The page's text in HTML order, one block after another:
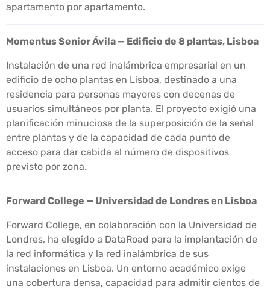
apartamento por apartamento.
Momentus Senior Ávila — Edificio de 8 plantas, Lisboa
Instalación de una red inalámbrica empresarial en un
edificio de ocho plantas en Lisboa, destinado a una
residencia para personas mayores con decenas de
usuarios simultáneos por planta. El proyecto exigió una
planificación minuciosa de la superposición de la señal
entre plantas y de la capacidad de cada punto de
acceso para dar cabida al número de dispositivos
previsto por zona.
Forward College — Universidad de Londres en Lisboa
Forward College, en colaboración con la Universidad de
Londres, ha elegido a DataRoad para la implantación de
la red informática y la red inalámbrica de sus
instalaciones en Lisboa. Un entorno académico exige
una cobertura densa, capacidad para admitir cientos de